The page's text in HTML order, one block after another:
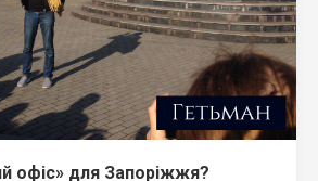
офіс» для Запоріжжя?